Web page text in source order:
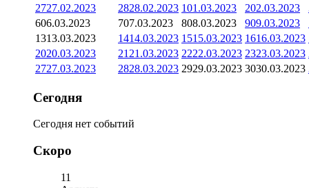
2727.02.2023 2828.02.2023 101.03.2023 202.03.2023
606.03.2023 707.03.2023 808.03.2023 909.03.2023
1313.03.2023 1414.03.2023 1515.03.2023 1616.03.2023
2020.03.2023 21 21.03.2023 2222.03.2023 2323.03.2023
2727.03.2023 2828.03.2023 2929.03.2023 3030.03.2023
Сегодня
Сегодня нет событий
Скоро
11